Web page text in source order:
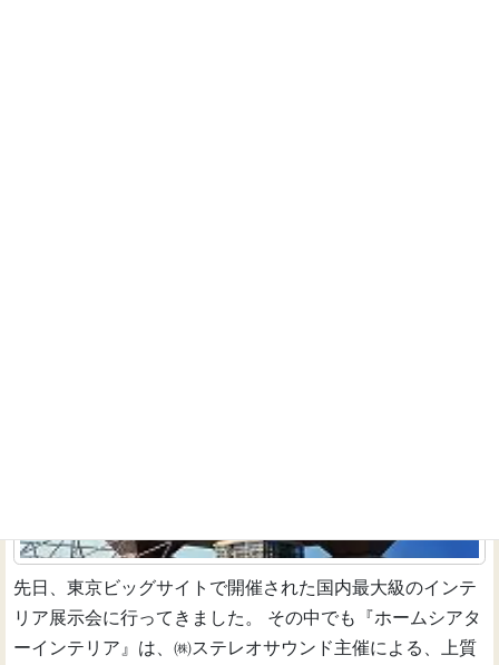
先日、東京ビッグサイトで開催された国内最大級のインテ
リア展示会に行ってきました。 その中でも『ホームシアタ
ーインテリア』は、㈱ステレオサウンド主催による、上質